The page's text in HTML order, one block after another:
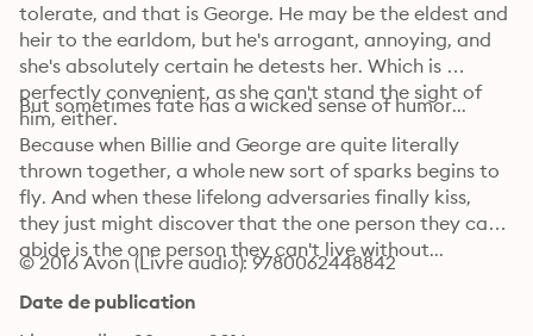
tolerate, and that is George. He may be the eldest and
heir to the earldom, but he's arrogant, annoying, and
she's absolutely certain he detests her. Which is
perfectly convenient, as she can't stand the sight of
him, either.
But sometimes fate has a wicked sense of humor...
Because when Billie and George are quite literally
thrown together, a whole new sort of sparks begins to
fly. And when these lifelong adversaries finally kiss,
they just might discover that the one person they can't
abide is the one person they can't live without...
© 2016 Avon (Livre audio): 9780062448842
Date de publication